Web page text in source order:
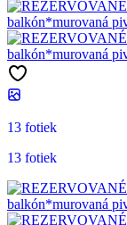
13 fotiek
13 fotiek